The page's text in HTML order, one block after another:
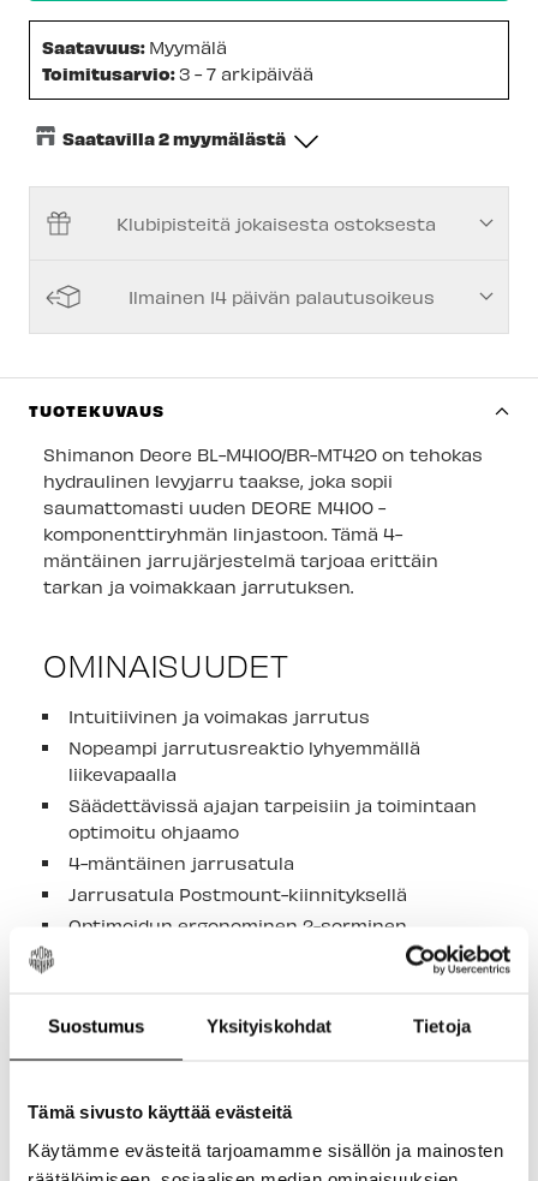
Suostumus Yksityiskohdat Tietoja
Tämä sivusto käyttää evästeitä
Käytämme evästeitä tarjoamamme sisällön ja mainosten
Saatavuus: Myymälä
Toimitusarvio:3 - 7 arkipäivää
Saatavilla 2 myymälästä
Keskusvarasto-Tilapäisesti loppu
Espoon Myymälä-Tilapäisesti loppu
Imatran myymälä
Jyväskylän myymälä-Tilapäisesti loppu
Lappeenrannan myymälä-Tilapäisesti loppu
Klubipisteitä jokaisesta ostoksesta
Ilmainen 14 päivän palautusoikeus
TUOTEKUVAUS
Shimanon Deore BL-M4100/BR-MT420 on tehokas
hydraulinen levyjarru taakse, joka sopii
saumattomasti uuden DEORE M4100 -
komponenttiryhmän linjastoon. Tämä 4-
mäntäinen jarrujärjestelmä tarjoaa erittäin
tarkan ja voimakkaan jarrutuksen.
OMINAISUUDET
Intuitiivinen ja voimakas jarrutus
Nopeampi jarrutusreaktio lyhyemmällä
liikevapaalla
Säädettävissä ajajan tarpeisiin ja toimintaan
optimoitu ohjaamo
4-mäntäinen jarrusatula
Jarrusatula Postmount-kiinnityksellä
Optimoidun ergonominen 2-sorminen
mahdollistaa vaihdevivun kiinnittämisen
jarruvipuun
saatavilla